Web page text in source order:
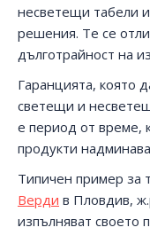
несветещи табели
решения. Те се
дълготрайност на
Гаранцията, която
светещи и
е период от време,
продукти
Типичен пример за
Верди в Пловдив,
изпълняват своето